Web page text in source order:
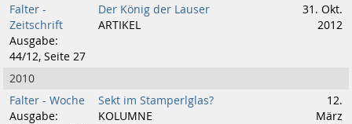
Falter -
Zeitschrift
Ausgabe:
44/12, Seite 27
Der König der Lauser
ARTIKEL
31. Okt.
2012
2010
Falter - Woche
Ausgabe:
Sekt im Stamperlglas?
KOLUMNE
12.
März